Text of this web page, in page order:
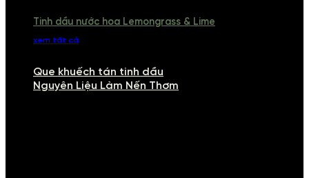
Tinh dầu nước hoa Lemongrass & Lime
xem tất cả
Que khuếch tán tinh dầu
Nguyên Liệu Làm Nến Thơm